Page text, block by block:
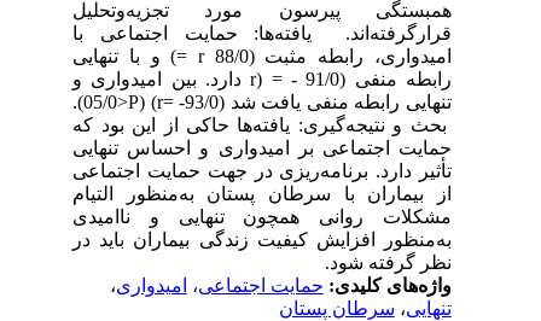
همبستگی پیرسون مورد تجزیه‌وتحلیل
قرارگرفته‌اند. یافته‌ها: حمایت اجتماعی با
امیدواری، رابطه مثبت (88/0 r =) و با تنهایی
رابطه منفی (91/0 - = (r دارد. بین امیدواری و
تنهایی رابطه منفی یافت شد (93/0- =r) (05/0>P).
بحث و نتیجه‌گیری: یافته‌ها حاکی از این بود که
حمایت اجتماعی بر امیدواری و احساس تنهایی
تأثیر دارد. برنامه‌ریزی در جهت حمایت اجتماعی
از بیماران با سرطان پستان به‌منظور التیام
مشکلات روانی همچون تنهایی و ناامیدی
به‌منظور افزایش کیفیت زندگی بیماران باید در
نظر گرفته شود.
واژه‌های کلیدی:حمایت اجتماعی،امیدواری،
تنهایی،سرطان پستان